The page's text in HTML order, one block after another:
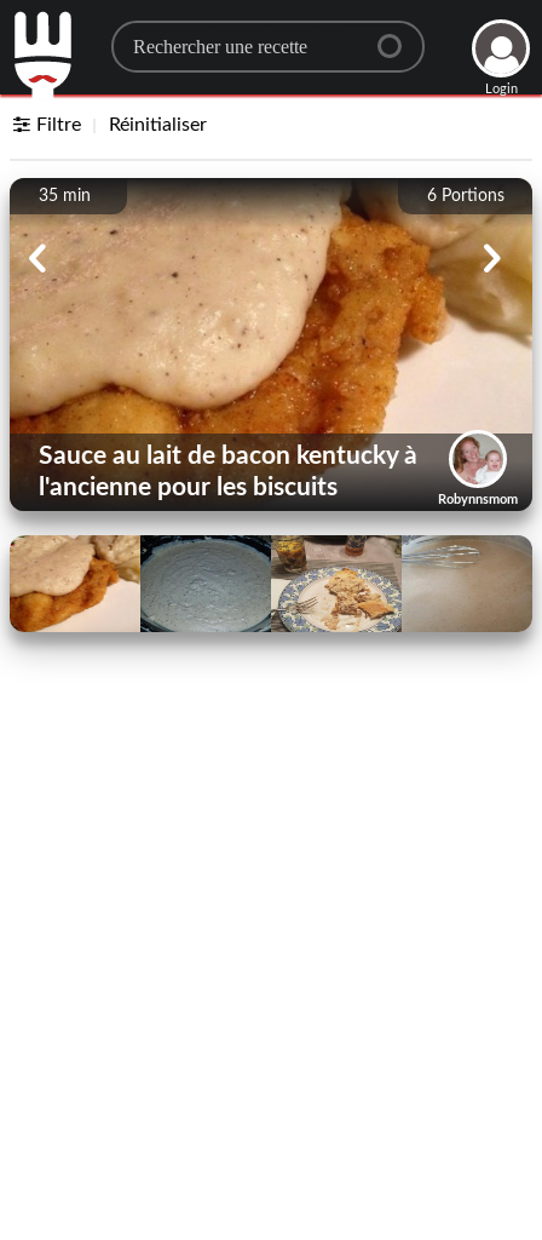
Search for a recipe
Login
Filtre Réinitialiser
6 Portions
35 min
Robynnsmom
Sauce au lait de bacon kentucky à
l'ancienne pour les biscuits